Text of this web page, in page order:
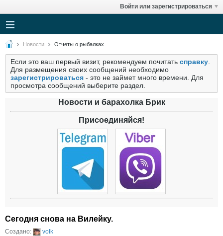
Войти или зарегистрироваться
Новости Отчеты о рыбалках
Если это ваш первый визит, рекомендуем почитать справку
Для размещения своих сообщений необходимо
зарегистрироваться - это не займет много времени. Для
просмотра сообщений выберите раздел.
Новости и барахолка Брик
Присоединяйся!
Сегодня снова на Вилейку.
Создано:
volk